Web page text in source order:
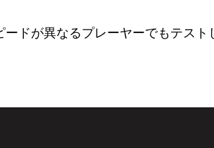
ドが異なるプレーヤーでもテス